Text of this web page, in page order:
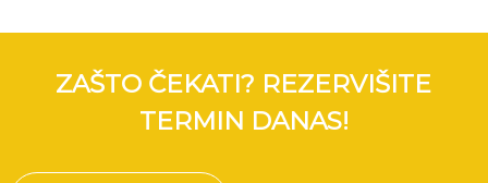
ZAŠTO ČEKATI? REZERVIŠITE
TERMIN DANAS!